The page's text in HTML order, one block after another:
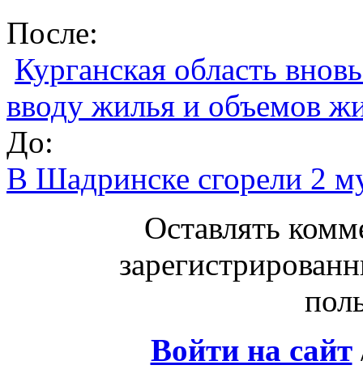
После:
Курганская область
вводу жилья и объемов
До:
В Шадринске сгорели 2
Оставлять
Войти на сайт